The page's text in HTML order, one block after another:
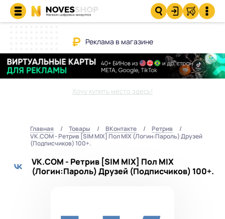
Реклама в магазине
Хочу купить место здесь!
Главная Товары ВКонтакте
Ретрив
VK.COM - Ретрив [SIM MIX] Пол MIX (Логин:Пароль) Друзей
(Подписчиков) 100+.
VK.COM - Ретрив [SIM MIX] Пол MIX
(Логин:Пароль) Друзей (Подписчиков) 100+.